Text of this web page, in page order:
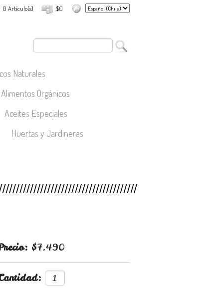
$0
0 Artículo(s)
Naturales
Alimentos Orgánicos
Aceites Especiales
Huertas y Jardineras
$7.490